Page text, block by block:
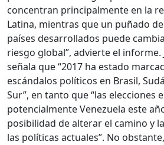
concentran principalmente en la
Latina, mientras que un puñado
países desarrollados puede
riesgo global”, advierte el informe.
señala que “2017 ha estado
escándalos políticos en Brasil,
Sur”, en tanto que “las elecciones
potencialmente Venezuela este
posibilidad de alterar el camino y
las políticas actuales”. No